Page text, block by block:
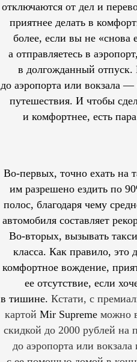
отключаются от дел и
приятнее делать в
более, если вы не «снова
а отправляетесь в
в долгожданный отпуск.
до аэропорта или вокзала —
путешествия. И чтобы
и комфортнее, есть
Во-первых, точно ехать на
им разрешеноездить по
полос, благодаря чему
автомобиля составляет
Во-вторых, вызывать
класса. Как правило, это
комфортное вождение,
ее отсутствие, если
в тишине. Кстати, с
картой Mir Supreme можно
скидкой до 2000 рублей на
до аэропорта или вокзала